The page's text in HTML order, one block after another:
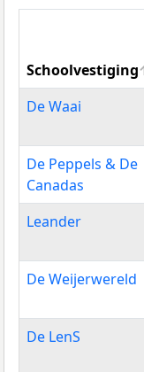
Schoolvestiging
Schoolvestiging
De Waai
De Peppels & De
Canadas
Leander
De Weijerwereld
De LenS